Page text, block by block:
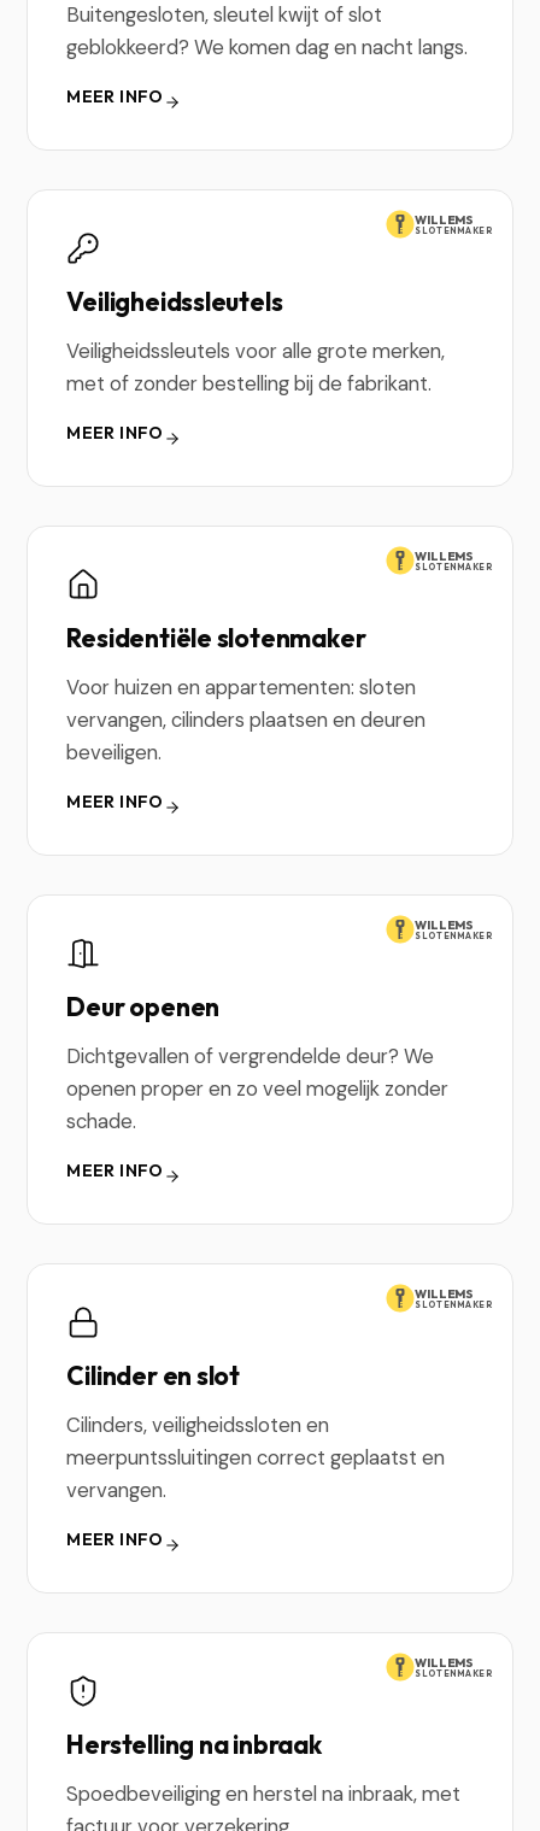
Buitengesloten, sleutel kwijt of slot
geblokkeerd? We komen dag en nacht langs.
MEER INFO
WILLEMS
SLOTENMAKER
Veiligheidssleutels
Veiligheidssleutels voor alle grote merken,
met of zonder bestelling bij de fabrikant.
MEER INFO
WILLEMS
SLOTENMAKER
Residentiële slotenmaker
Voor huizen en appartementen: sloten
vervangen, cilinders plaatsen en deuren
beveiligen.
MEER INFO
WILLEMS
SLOTENMAKER
Deur openen
Dichtgevallen of vergrendelde deur? We
openen proper en zo veel mogelijk zonder
schade.
MEER INFO
WILLEMS
SLOTENMAKER
Cilinder en slot
Cilinders, veiligheidssloten en
meerpuntssluitingen correct geplaatst en
vervangen.
MEER INFO
WILLEMS
SLOTENMAKER
Herstelling na inbraak
Spoedbeveiliging en herstel na inbraak, met